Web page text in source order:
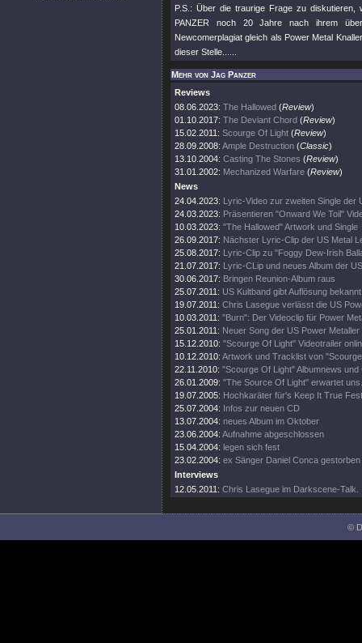
P.S.: Über die traurige Frage zu diskutieren,
PANZER noch 20 Jahre nach ihrem
Newcomerplagiat gleich als Power Metal
dieser Stelle......
Mehr von Jag Panzer
Reviews
08.06.2023: The Hallowed (Review)
01.10.2017: The Deviant Chord (Review)
15.02.2011: Scourge Of Light (Review)
28.09.2008: Ample Destruction (Classic)
13.10.2004: Casting The Stones (Review)
31.01.2002: Mechanized Warfare (Review)
News
24.04.2023: Lyric-Video zur zweiten Single der
24.03.2023: Präsentieren "Onward We Toil"
10.03.2023: "The Hallowed" Artwork und Single
26.09.2017: Nächster Lyric-Clip der US Metal
25.08.2017: Lyric-Clip zu "Foggy Dew-Irish
21.07.2017: Lyric-CLip und neues Album der
30.06.2017: Bringen Reunion-Album raus
25.07.2011: US Kultband gibt Auflösung
19.07.2011: Chris Lasegue verlässt die US
10.03.2011: "Burn": Der Videoclip für Power
25.01.2011: Neuer Song der US Power Metaller
15.12.2010: "Scourge Of Light" Videotrailer
10.12.2010: Artwork und Tracklist von
22.11.2010: "Scourge Of Light" Albumnews und
26.01.2009: "The Source Of Light" erwartet uns.
19.07.2005: Hochkaräter für's Keep It True
25.07.2004: Infos zur neuen CD
13.07.2004: neues Album im Oktober
23.06.2004: Aufnahme abgeschlossen
15.04.2004: legen sich fest
23.02.2004: ex Sänger Daniel Conca gestorben
Interviews
12.05.2011: Chris Lasegue im Darkscene-Talk.
©